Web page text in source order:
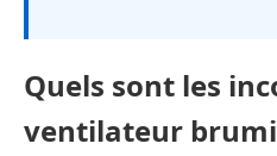
Quels sont les
ventilateur